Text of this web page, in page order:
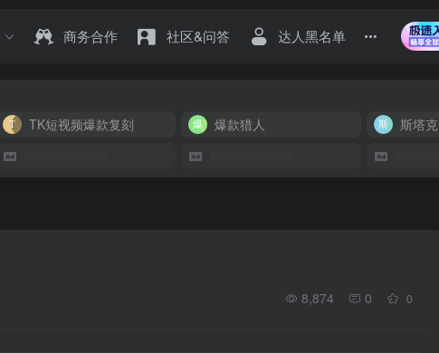
商务合作 社区&问答 达人黑名单
TK短视频爆款复刻 爆款猎人 斯塔
8,874 0 0